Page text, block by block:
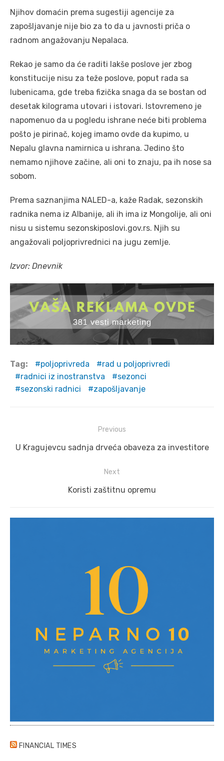
Njihov domaćin prema sugestiji agencije za
zapošljavanje nije bio za to da u javnosti priča o
radnom angažovanju Nepalaca.
Rekao je samo da će raditi lakše poslove jer zbog
konstitucije nisu za teže poslove, poput rada sa
lubenicama, gde treba fizička snaga da se bostan od
desetak kilograma utovari i istovari. Istovremeno je
napomenuo da u pogledu ishrane neće biti problema
pošto je pirinač, kojeg imamo ovde da kupimo, u
Nepalu glavna namirnica u ishrana. Jedino što
nemamo njihove začine, ali oni to znaju, pa ih nose sa
sobom.
Prema saznanjima NALED-a, kaže Radak, sezonskih
radnika nema iz Albanije, ali ih ima iz Mongolije, ali oni
nisu u sistemu sezonskiposlovi.gov.rs. Njih su
angažovali poljoprivrednici na jugu zemlje.
Izvor: Dnevnik
Tag: poljoprivreda
rad u poljoprivredi
radnici iz inostranstva
sezonci
sezonski radnici
zapošljavanje
navigation
Previous
Previous
U Kragujevcu sadnja drveća obaveza za investitore
Next
Next
Koristi zaštitnu opremu
FINANCIAL TIMES